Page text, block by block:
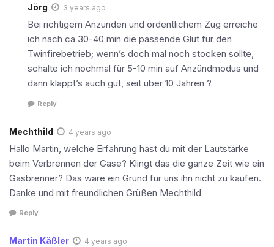
Jörg 3 years ago
Bei richtigem Anzünden und ordentlichem Zug erreiche
ich nach ca 30-40 min die passende Glut für den
Twinfirebetrieb; wenn’s doch mal noch stocken sollte,
schalte ich nochmal für 5-10 min auf Anzündmodus und
dann klappt’s auch gut, seit über 10 Jahren ?
Reply
Mechthild 4 years ago
Hallo Martin, welche Erfahrung hast du mit der Lautstärke
beim Verbrennen der Gase? Klingt das die ganze Zeit wie ein
Gasbrenner? Das wäre ein Grund für uns ihn nicht zu kaufen.
Danke und mit freundlichen Grüßen Mechthild
Reply
Martin Käßler 4 years ago